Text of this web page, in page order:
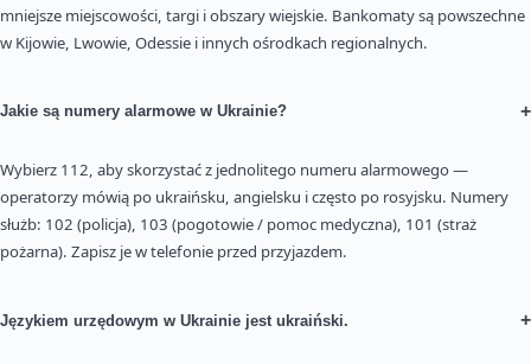
mniejsze miejscowości, targi i obszary wiejskie. Bankomaty są powszechne
w Kijowie, Lwowie, Odessie i innych ośrodkach regionalnych.
Jakie są numery alarmowe w Ukrainie? +
Wybierz 112, aby skorzystać z jednolitego numeru alarmowego —
operatorzy mówią po ukraińsku, angielsku i często po rosyjsku. Numery
służb: 102 (policja), 103 (pogotowie / pomoc medyczna), 101 (straż
pożarna). Zapisz je w telefonie przed przyjazdem.
Językiem urzędowym w Ukrainie jest ukraiński. +